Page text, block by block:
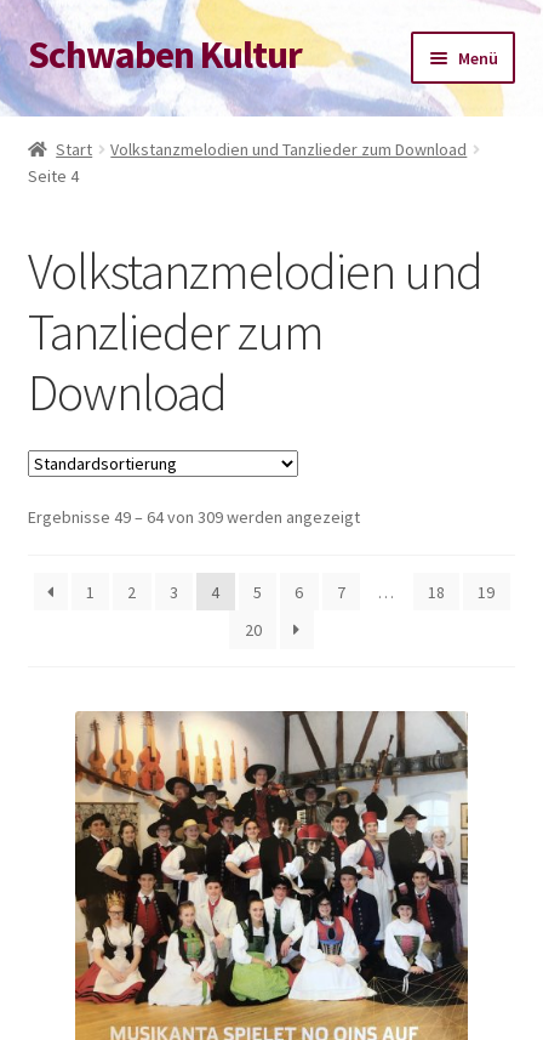
Zur
Navigation
springen
Zum
Inhalt
springen
Schwaben Kultur Menü
Start
Datenschutz-Bestimmungen
Mein Konto
Start
Volkstanzmelodien und Tanzlieder zum Download
Seite 4
Volkstanzmelodien und
Tanzlieder zum
Download
Ergebnisse 49 – 64 von 309 werden angezeigt
1 2 3 4 5 6 7 … 18
19
20